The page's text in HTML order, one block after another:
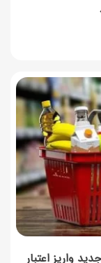
واریز اعتبار